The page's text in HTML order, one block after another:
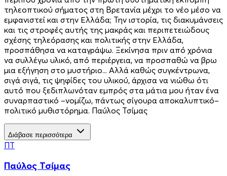
τηλεοπτικού σήματος στη Βρετανία μέχρι το νέο μέσο να
εμφανιστεί και στην Ελλάδα; Την ιστορία, τις διακυμάνσεις
και τις στροφές αυτής της μακράς και περιπετειώδους
σχέσης τηλεόρασης και πολιτικής στην Ελλάδα,
προσπάθησα να καταγράψω. Ξεκίνησα πριν από χρόνια
να συλλέγω υλικό, από περιέργεια, να προσπαθώ να βρω
μια εξήγηση στο μυστήριο... Αλλά καθώς συγκέντρωνα,
σιγά σιγά, τις ψηφίδες του υλικού, άρχισα να νιώθω ότι
αυτό που ξεδιπλωνόταν εμπρός στα μάτια μου ήταν ένα
συναρπαστικό –νομίζω, πάντως σίγουρα αποκαλυπτικό–
πολιτικό μυθιστόρημα. Παύλος Τσίμας
Διάβασε περισσότερα
ΠΤ
Παύλος Τσίμας